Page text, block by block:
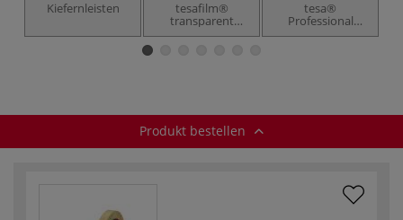
Kiefernleisten tesafilm®
transparent
Office-Box
tesa®
Professional
Maler-Krepp
Produkt bestellen